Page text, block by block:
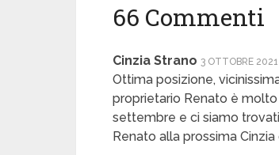
66 Commenti
Cinzia Strano 3 OTTOBRE 2021
Ottima posizione,
proprietario Renato è
settembre e ci siamo
Renato alla prossima